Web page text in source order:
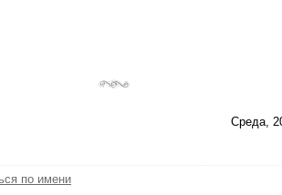
Среда,
по имени